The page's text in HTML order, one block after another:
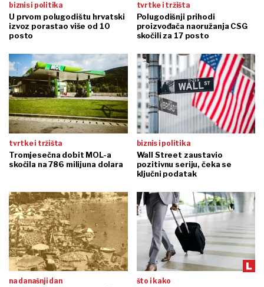
biznis i politika
U prvom polugodištu hrvatski
izvoz porastao više od 10
posto
tvrtke i tržišta
Polugodišnji prihodi
proizvođača naoružanja CSG
skočili za 17 posto
tvrtke i tržišta
Tromjesečna dobit MOL-a
skočila na 786 milijuna dolara
biznis i politika
Wall Street zaustavio
pozitivnu seriju, čeka se
ključni podatak
na današnji dan što i kako